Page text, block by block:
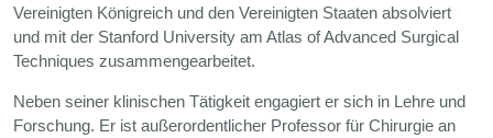
Vereinigten Königreich und den Vereinigten Staaten absolviert
und mit der Stanford University am Atlas of Advanced Surgical
Techniques zusammengearbeitet.
Neben seiner klinischen Tätigkeit engagiert er sich in Lehre und
Forschung. Er ist außerordentlicher Professor für Chirurgie an